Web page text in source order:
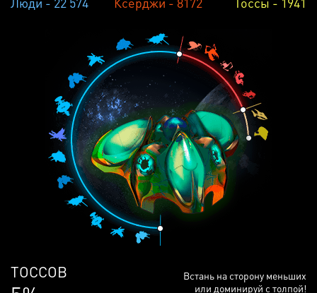
ЛЮДЕЙ
Встань на сторону меньших
или доминируй с толпой!